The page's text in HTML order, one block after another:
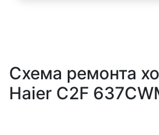
Схема ремонта
Haier C2F